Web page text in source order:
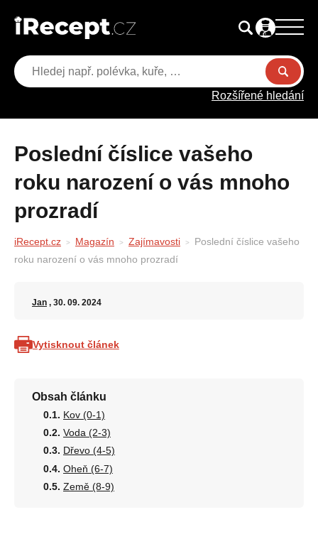
Rozšířené hledání
Poslední číslice vašeho
roku narození o vás mnoho
prozradí
iRecept.cz Magazín Zajímavosti
Poslední číslice vašeho
roku narození o vás mnoho prozradí
Jan , 30. 09. 2024
Vytisknout článek
Obsah článku
Kov (0-1)
Voda (2-3)
Dřevo (4-5)
Oheň (6-7)
Země (8-9)